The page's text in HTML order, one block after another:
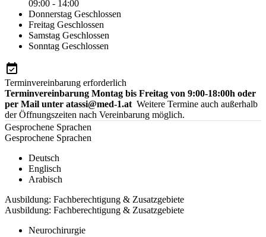
09:00 - 14:00
Donnerstag Geschlossen
Freitag Geschlossen
Samstag Geschlossen
Sonntag Geschlossen
Terminvereinbarung erforderlich
Terminvereinbarung Montag bis Freitag von 9:00-18:00h oder
per Mail unter atassi@med-1.at Weitere Termine auch außerhalb
der Öffnungszeiten nach Vereinbarung möglich.
Gesprochene Sprachen
Gesprochene Sprachen
Deutsch
Englisch
Arabisch
Ausbildung: Fachberechtigung & Zusatzgebiete
Ausbildung: Fachberechtigung & Zusatzgebiete
Neurochirurgie